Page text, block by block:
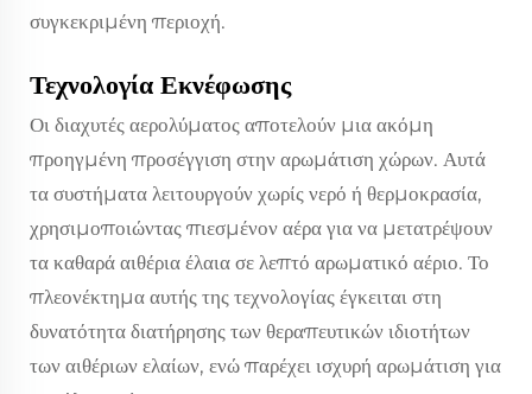
συγκεκριμένη περιοχή.
Τεχνολογία Εκνέφωσης
Οι διαχυτές αερολύματος αποτελούν μια ακόμη
προηγμένη προσέγγιση στην αρωμάτιση χώρων. Αυτά
τα συστήματα λειτουργούν χωρίς νερό ή θερμοκρασία,
χρησιμοποιώντας πιεσμένον αέρα για να μετατρέψουν
τα καθαρά αιθέρια έλαια σε λεπτό αρωματικό αέριο. Το
πλεονέκτημα αυτής της τεχνολογίας έγκειται στη
δυνατότητα διατήρησης των θεραπευτικών ιδιοτήτων
των αιθέριων ελαίων, ενώ παρέχει ισχυρή αρωμάτιση για